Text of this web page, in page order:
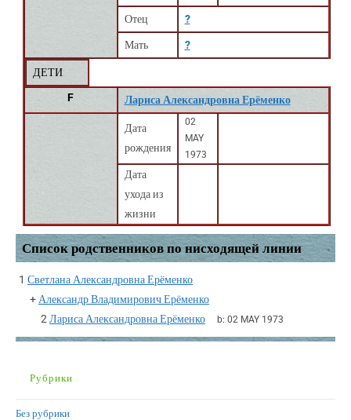
Отец ?
Мать ?
ДЕТИ
F
Лариса Александровна Ерёменко
Дата
рождения
02
MAY
1973
Дата
ухода из
жизни
Список родственников по нисходящей линии
1 Светлана Александровна Ерёменко
+ Александр Владимирович Ерёменко
2 Лариса Александровна Ерёменко b: 02 MAY 1973
Рубрики
Без рубрики